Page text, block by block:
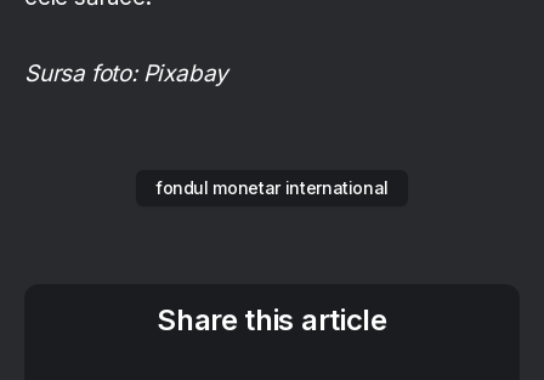
Sursa foto: Pixabay
fondul monetar international
Share this article